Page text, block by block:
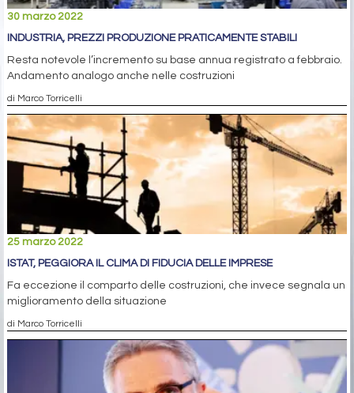
30 marzo 2022
INDUSTRIA, PREZZI PRODUZIONE PRATICAMENTE STABILI
Resta notevole l’incremento su base annua registrato a febbraio.
Andamento analogo anche nelle costruzioni
di Marco Torricelli
25 marzo 2022
ISTAT, PEGGIORA IL CLIMA DI FIDUCIA DELLE IMPRESE
Fa eccezione il comparto delle costruzioni, che invece segnala un
miglioramento della situazione
di Marco Torricelli